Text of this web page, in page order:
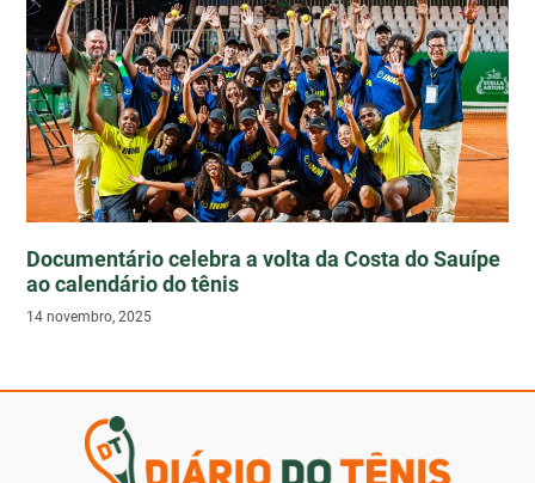
Documentário celebra a volta da Costa do Sauípe
ao calendário do tênis
14 novembro, 2025